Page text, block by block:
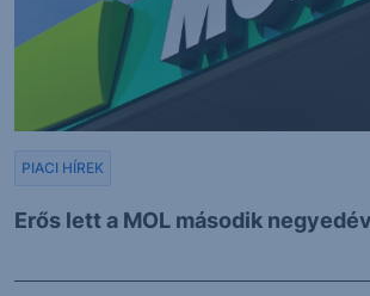
Erős lett a MOL második
PIACI HÍREK